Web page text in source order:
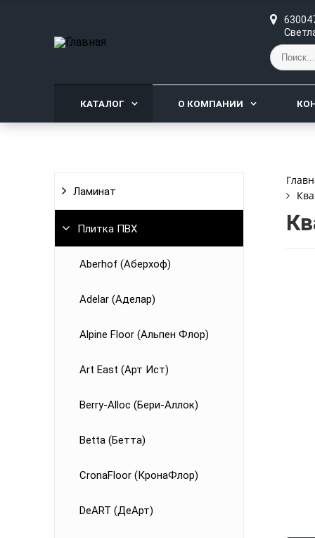
КАТАЛОГ О КОМПАНИИ
Ламинат
Плитка ПВХ
Aberhof (Аберхоф)
Adelar (Аделар)
Alpine Floor (Альпен Флор)
Art East (Арт Ист)
Berry-Alloc (Бери-Аллок)
Betta (Бетта)
CronaFloor (КронаФлор)
DeART (ДеАрт)